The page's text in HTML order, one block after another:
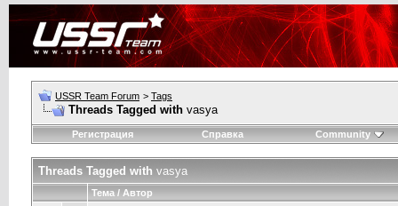
USSR Team Forum > Tags
Threads Tagged with vasya
Регистрация Справка Community
Threads Tagged with vasya
Тема / Автор